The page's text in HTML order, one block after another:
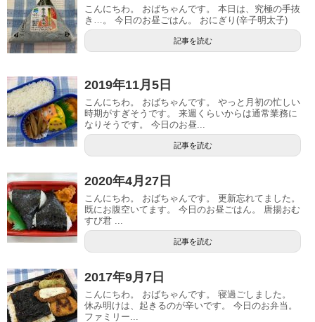
こんにちわ。 おばちゃんです。 本日は、究極の手抜
き…。 今日のお昼ごはん。 おにぎり(辛子明太子)
記事を読む
2019年11月5日
こんにちわ。 おばちゃんです。 やっと月初の忙しい
時期がすぎそうです。 来週くらいからは通常業務に
なりそうです。 今日のお昼...
記事を読む
2020年4月27日
こんにちわ。 おばちゃんです。 更新忘れてました。
既にお腹空いてます。 今日のお昼ごはん。 唐揚おむ
すび君 ...
記事を読む
2017年9月7日
こんにちわ。 おばちゃんです。 寝過ごしました。
休み明けは、起きるのが辛いです。 今日のお弁当。
ファミリー...